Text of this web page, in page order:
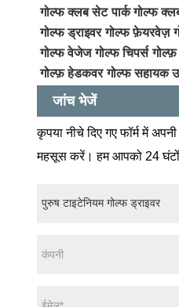
गोल्फ क्लब सेट पार्क गोल्फ
गोल्फ ड्राइवर गोल्फ फ़ेयरवेज़
गोल्फ वेजेज गोल्फ चिपर्स गोल्फ़
गोल्फ़ हेडकवर गोल्फ सहायक
जांच भेजें
कृपया नीचे दिए गए फॉर्म में
महसूस करें। हम आपको 24 घंटों